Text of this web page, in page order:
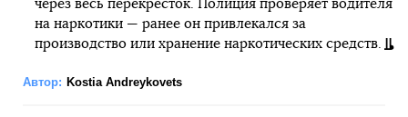
через весь перекресток. Полиция проверяет водителя
на наркотики — ранее он привлекался за
производство или хранение наркотических средств.
Автор: Kostia Andreykovets